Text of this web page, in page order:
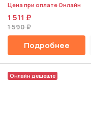
Цена при оплате Онлайн
1 511 ₽
1 590 ₽
Подробнее
Онлайн дешевле